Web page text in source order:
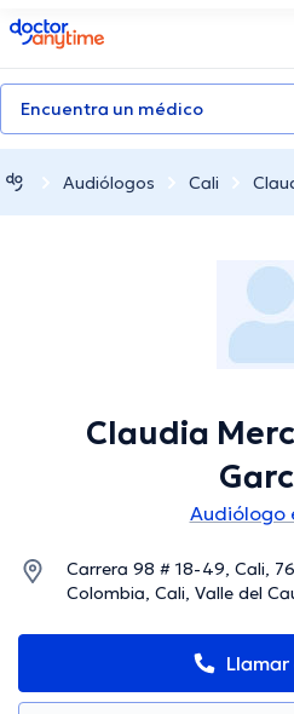
doctoranytime
Encuentra un médico
Audiólogos Cali
Claudia
Audiólogo
Carrera 98 # 18-49, Cali,
Colombia, Cali, Valle del